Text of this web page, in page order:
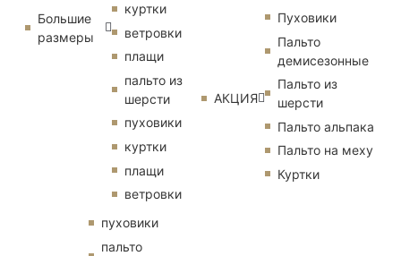
Большие
размеры
куртки
ветровки
плащи
пальто из
шерсти
пуховики
куртки
плащи
ветровки
пуховики
пальто
АКЦИЯ
Пуховики
Пальто
демисезонные
Пальто из
шерсти
Пальто альпака
Пальто на меху
Куртки